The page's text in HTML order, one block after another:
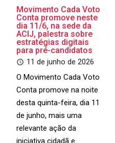
Movimento Cada Voto
Conta promove neste
dia 11/6, na sede da
ACIJ, palestra sobre
estratégias digitais
para pré-candidatos
11 de junho de 2026
O Movimento Cada Voto
Conta promove na noite
desta quinta-feira, dia 11
de junho, mais uma
relevante ação da
iniciativa cidadã e